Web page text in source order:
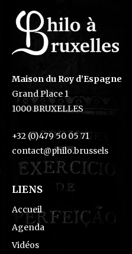
Maison du Roy d’Espagne
Grand Place 1
1000 BRUXELLES
+32 (0)479 50 05 71
contact@philo.brussels
LIENS
Accueil
Agenda
Vidéos